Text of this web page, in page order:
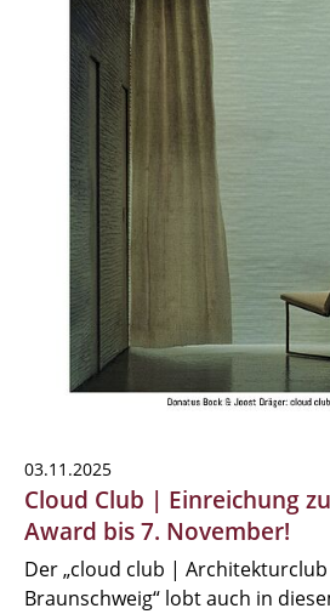
03.11.2025
Cloud Club | Einreichung
Award bis 7. November!
Der „cloud club | Architekturclub
Braunschweig“ lobt auch in